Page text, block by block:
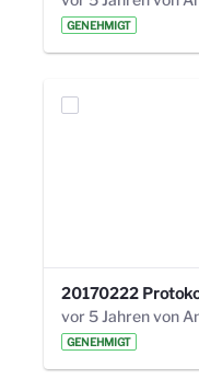
GENEHMIGT
GENEHMIGT